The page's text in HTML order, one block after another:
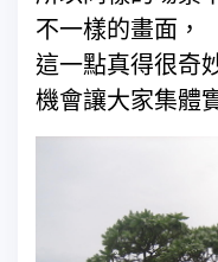
不一樣的畫面，
這一點真得很奇
機會讓大家集體